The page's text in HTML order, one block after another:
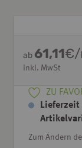
ab 61,11€/
inkl. MwSt
ZU
Lieferzeit
Zum Ändern